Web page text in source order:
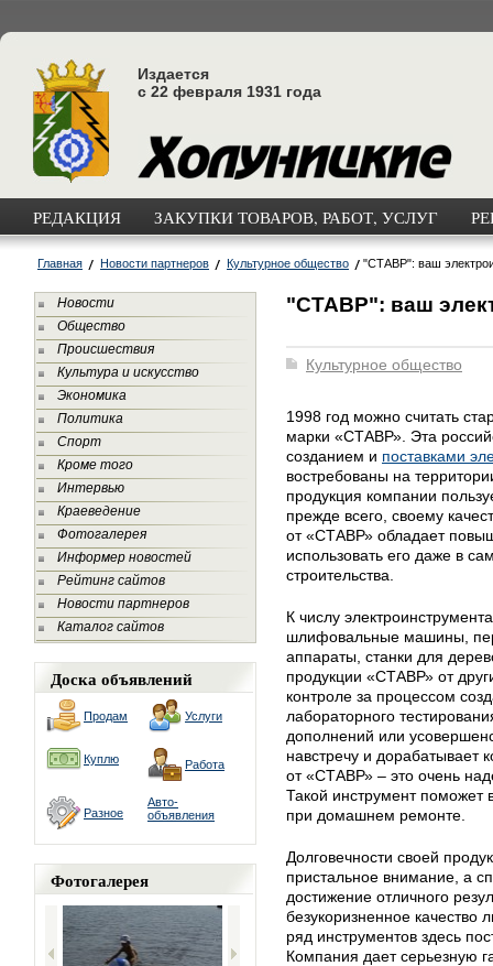
Издается
с 22 февраля 1931 года
РЕДАКЦИЯ ЗАКУПКИ ТОВАРОВ, РАБОТ, УСЛУГ
Главная Новости партнеров Культурное общество "СТАВР": ваш
Новости
Общество
Происшествия
Культура и искусство
Экономика
Политика
Спорт
Кроме того
Интервью
Краеведение
Фотогалерея
Информер новостей
Рейтинг сайтов
Новости партнеров
Каталог сайтов
Доска объявлений
Продам Услуги
Куплю Работа
Разное
Авто-
объявления
Фотогалерея
"СТАВР": ваш
Культурное общество
1998 год можно считать
марки «СТАВР». Эта
созданием и поставками
востребованы на
продукция компании
прежде всего, своему
от «СТАВР» обладает
использовать его даже в
строительства.
К числу
шлифовальные машины,
аппараты, станки для
продукции «СТАВР» от
контроле за процессом
лабораторного
дополнений или
навстречу и дорабатывает
от «СТАВР» – это очень
Такой инструмент поможет
при домашнем ремонте.
Долговечности своей
пристальное внимание, а
достижение отличного
безукоризненное
ряд инструментов здесь
Компания дает серьезную